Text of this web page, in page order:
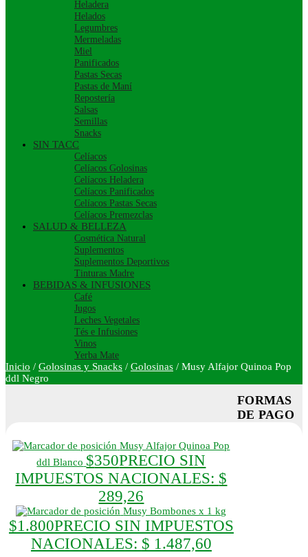
Heladera
Helados
Legumbres
Mermeladas
Miel
Panificados
Pastas Secas
Pastas de Maní
Repostería
Salsas
Semillas
Snacks
SIN TACC
Celíacos
Celíacos Golosinas
Celíacos Heladera
Celíacos Panificados
Celíacos Pastas Secas
Celíacos Premezclas
SALUD & BELLEZA
Cosmética Natural
Suplementos
Suplementos Deportivos
Tinturas Madre
BEBIDAS & INFUSIONES
Café
Jugos
Leches Vegetales
Tés e Infusiones
Vinos
Yerba Mate
Inicio / Golosinas y Snacks / Golosinas / Musy Alfajor Quinoa Pop
ddl Negro
Musy Alfajor Quinoa Pop
ddl Blanco $350PRECIO SIN
IMPUESTOS NACIONALES: $
289,26
Musy Bombones x 1 kg
$1.800PRECIO SIN IMPUESTOS
NACIONALES: $ 1.487,60
FORMAS
DE PAGO